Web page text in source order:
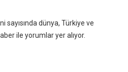
sayısında dünya, Türkiye ve
ile yorumlar yer alıyor.